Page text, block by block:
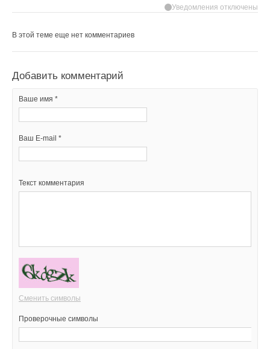
Уведомления отключены
В этой теме еще нет комментариев
Добавить комментарий
Ваше имя *
Ваш E-mail *
Текст комментария
Сменить символы
Проверочные символы